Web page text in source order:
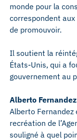
monde pour la
correspondent
de promouvoir.
Il soutient la
États-Unis, qui a
gouvernement au
Alberto Fernandez
Alberto
recréation de
souligné à quel